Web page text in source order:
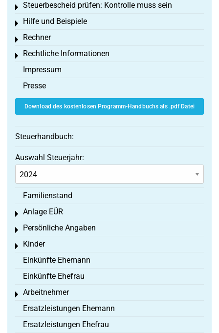
Steuerbescheid prüfen: Kontrolle muss sein
Toggle menu
Hilfe und Beispiele
Toggle menu
Rechner
Toggle menu
Rechtliche Informationen
Toggle menu
Impressum
Presse
Download des kostenlosen Programm-Handbuchs als .pdf Datei
Steuerhandbuch:
Auswahl Steuerjahr:
Familienstand
Anlage EÜR
Toggle menu
Persönliche Angaben
Toggle menu
Kinder
Toggle menu
Einkünfte Ehemann
Einkünfte Ehefrau
Arbeitnehmer
Toggle menu
Ersatzleistungen Ehemann
Ersatzleistungen Ehefrau